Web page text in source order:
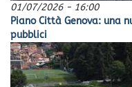
01/07/2026 - 16:00
Piano Città Genova: una
pubblici